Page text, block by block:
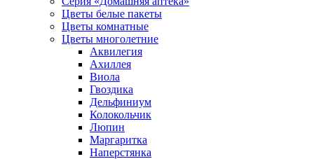
Цветы белые пакеты
Цветы комнатные
Цветы многолетние
Аквилегия
Ахиллея
Виола
Гвоздика
Дельфиниум
Колокольчик
Люпин
Маргаритка
Наперстянка